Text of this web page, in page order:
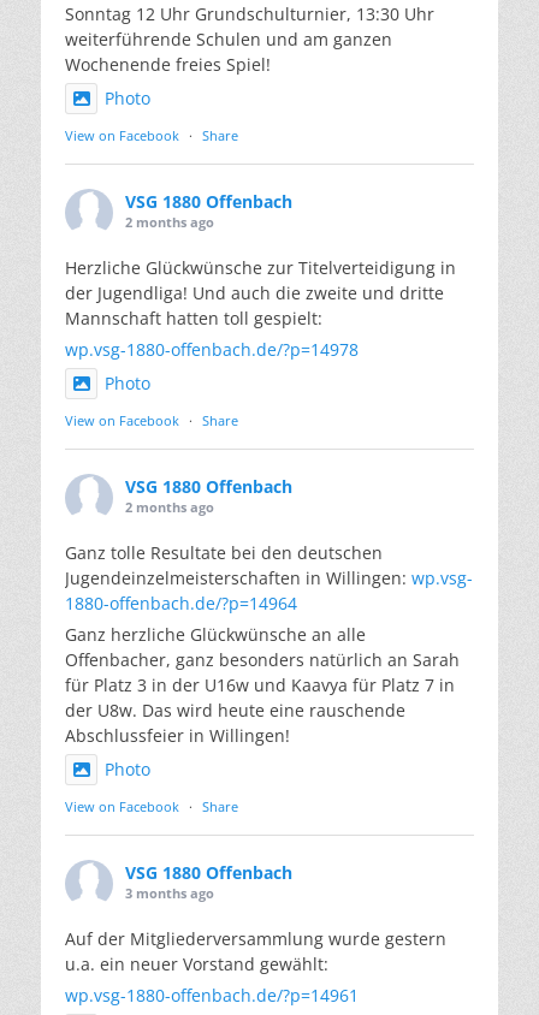
Sonntag 12 Uhr Grundschulturnier, 13:30 Uhr
weiterführende Schulen und am ganzen
Wochenende freies Spiel!
Photo
View on Facebook · Share
VSG 1880 Offenbach
2 months ago
Herzliche Glückwünsche zur Titelverteidigung in
der Jugendliga! Und auch die zweite und dritte
Mannschaft hatten toll gespielt:
wp.vsg-1880-offenbach.de/?p=14978
Photo
View on Facebook · Share
VSG 1880 Offenbach
2 months ago
Ganz tolle Resultate bei den deutschen
Jugendeinzelmeisterschaften in Willingen: wp.vsg-
1880-offenbach.de/?p=14964
Ganz herzliche Glückwünsche an alle
Offenbacher, ganz besonders natürlich an Sarah
für Platz 3 in der U16w und Kaavya für Platz 7 in
der U8w. Das wird heute eine rauschende
Abschlussfeier in Willingen!
Photo
View on Facebook · Share
VSG 1880 Offenbach
3 months ago
Auf der Mitgliederversammlung wurde gestern
u.a. ein neuer Vorstand gewählt:
wp.vsg-1880-offenbach.de/?p=14961